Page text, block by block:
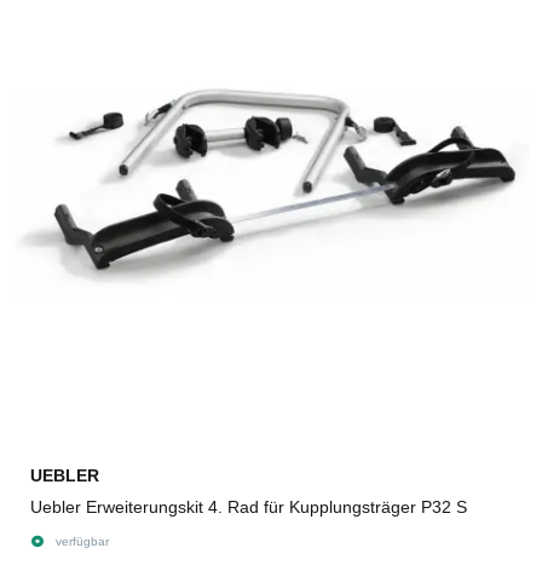
UEBLER
Uebler Erweiterungskit 4. Rad für Kupplungsträger P32 S
verfügbar